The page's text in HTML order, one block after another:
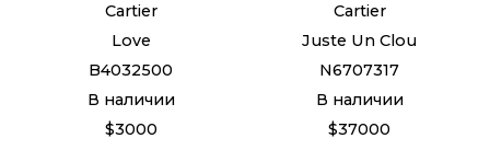
Cartier
Love
B4032500
В наличии
$3000
Cartier
Juste Un Clou
N6707317
В наличии
$37000